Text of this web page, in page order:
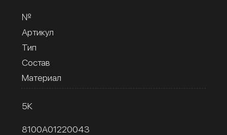
№
Артикул
Тип
Состав
Материал
5К
8100A01220043